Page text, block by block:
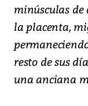
minúsculas de
la placenta,
resto de sus
una anciana